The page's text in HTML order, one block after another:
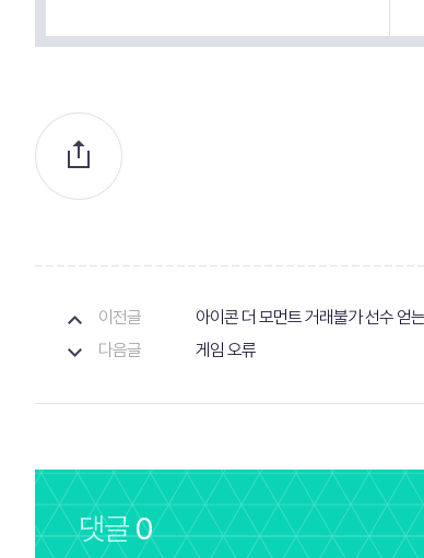
이전글
아이콘 더 모먼트 거래불가 선수 얻
다음글
게임 오류
댓글0